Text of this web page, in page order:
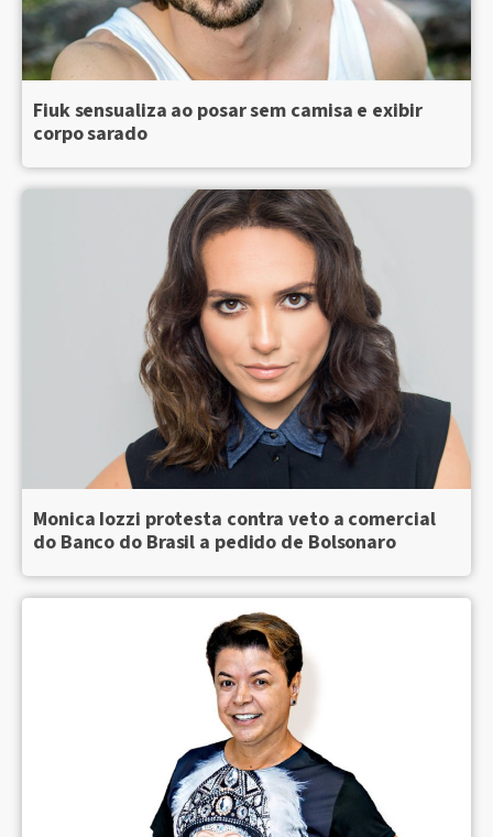
Fiuk sensualiza ao posar sem camisa e exibir
corpo sarado
Monica Iozzi protesta contra veto a comercial
do Banco do Brasil a pedido de Bolsonaro